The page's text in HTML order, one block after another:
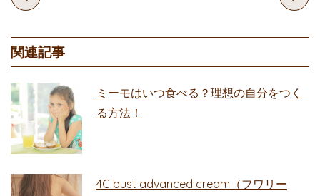
関連記事
ミーモはいつ食べる？理想の自分をつく
る方法！
4C bust advanced cream（フワリー